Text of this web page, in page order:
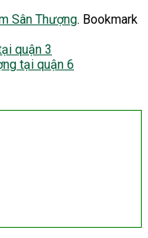
Sân Thượng. Bookmark
quận 3
tại quận 6